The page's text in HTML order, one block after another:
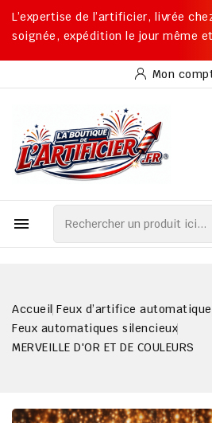
L’expertise de l’artificier, livrée
soignée, expédition le jour même
Mon

Accueil Feux d’artifice
Feux automatiques silencieux
MERVEILLE D'OR ET DE COULEURS